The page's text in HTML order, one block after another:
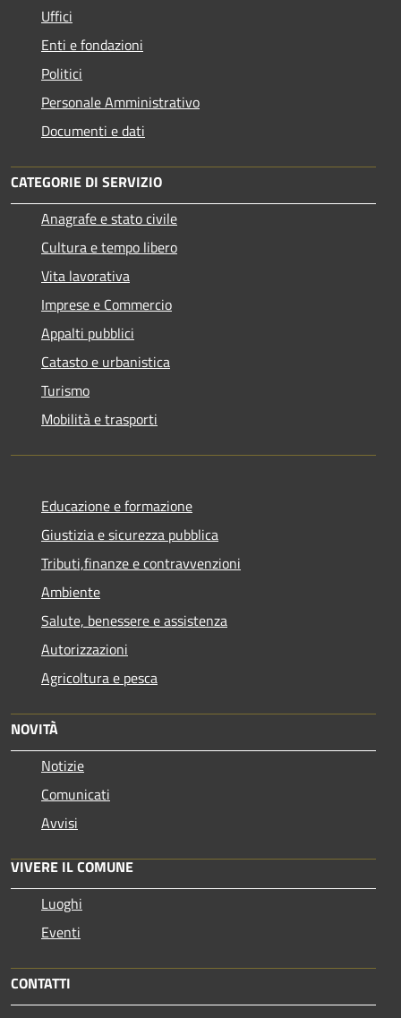
Uffici
Enti e fondazioni
Politici
Personale Amministrativo
Documenti e dati
CATEGORIE DI SERVIZIO
Anagrafe e stato civile
Cultura e tempo libero
Vita lavorativa
Imprese e Commercio
Appalti pubblici
Catasto e urbanistica
Turismo
Mobilità e trasporti
Educazione e formazione
Giustizia e sicurezza pubblica
Tributi,finanze e contravvenzioni
Ambiente
Salute, benessere e assistenza
Autorizzazioni
Agricoltura e pesca
NOVITÀ
Notizie
Comunicati
Avvisi
VIVERE IL COMUNE
Luoghi
Eventi
CONTATTI